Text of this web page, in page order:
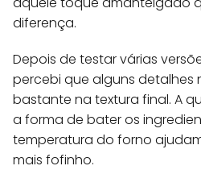
diferença.
Depois de testar várias
percebi que alguns detalhes
bastante na textura final. A
a forma de bater os
temperatura do forno
mais fofinho.